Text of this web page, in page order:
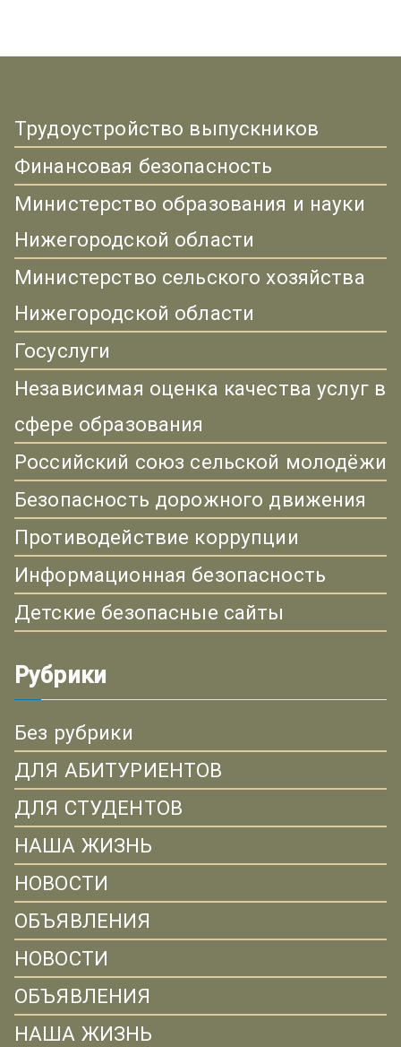
Трудоустройство выпускников
Финансовая безопасность
Министерство образования и науки
Нижегородской области
Министерство сельского хозяйства
Нижегородской области
Госуслуги
Независимая оценка качества услуг в
сфере образования
Российский союз сельской молодёжи
Безопасность дорожного движения
Противодействие коррупции
Информационная безопасность
Детские безопасные сайты
Рубрики
Без рубрики
ДЛЯ АБИТУРИЕНТОВ
ДЛЯ СТУДЕНТОВ
НАША ЖИЗНЬ
НОВОСТИ
ОБЪЯВЛЕНИЯ
НОВОСТИ
ОБЪЯВЛЕНИЯ
НАША ЖИЗНЬ